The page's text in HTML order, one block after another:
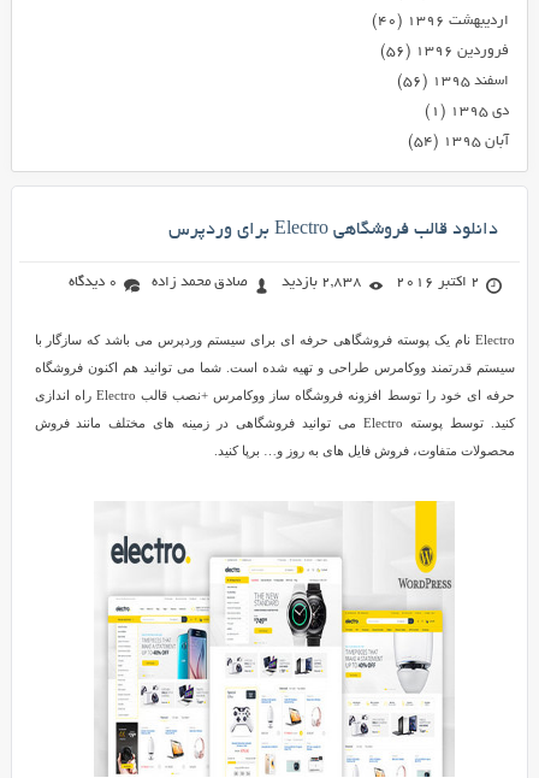
اردیبهشت ۱۳۹۶
(۴۰)
فروردین ۱۳۹۶
(۵۶)
اسفند ۱۳۹۵
(۵۶)
دی ۱۳۹۵
(۱)
آبان ۱۳۹۵
(۵۴)
دانلود قالب فروشگاهی Electro برای وردپرس
2 اکتبر 2016 2,838 بازدید صادق محمد زاده 0 دیدگاه
Electro نام یک پوسته فروشگاهی حرفه ای برای سیستم وردپرس می باشد که سازگار با
سیستم قدرتمند ووکامرس طراحی و تهیه شده است. شما می توانید هم اکنون فروشگاه
حرفه ای خود را توسط افزونه فروشگاه ساز ووکامرس +نصب قالب Electro راه اندازی
کنید. توسط پوسته Electro می توانید فروشگاهی در زمینه های مختلف مانند فروش
محصولات متفاوت، فروش فایل های به روز و… برپا کنید.